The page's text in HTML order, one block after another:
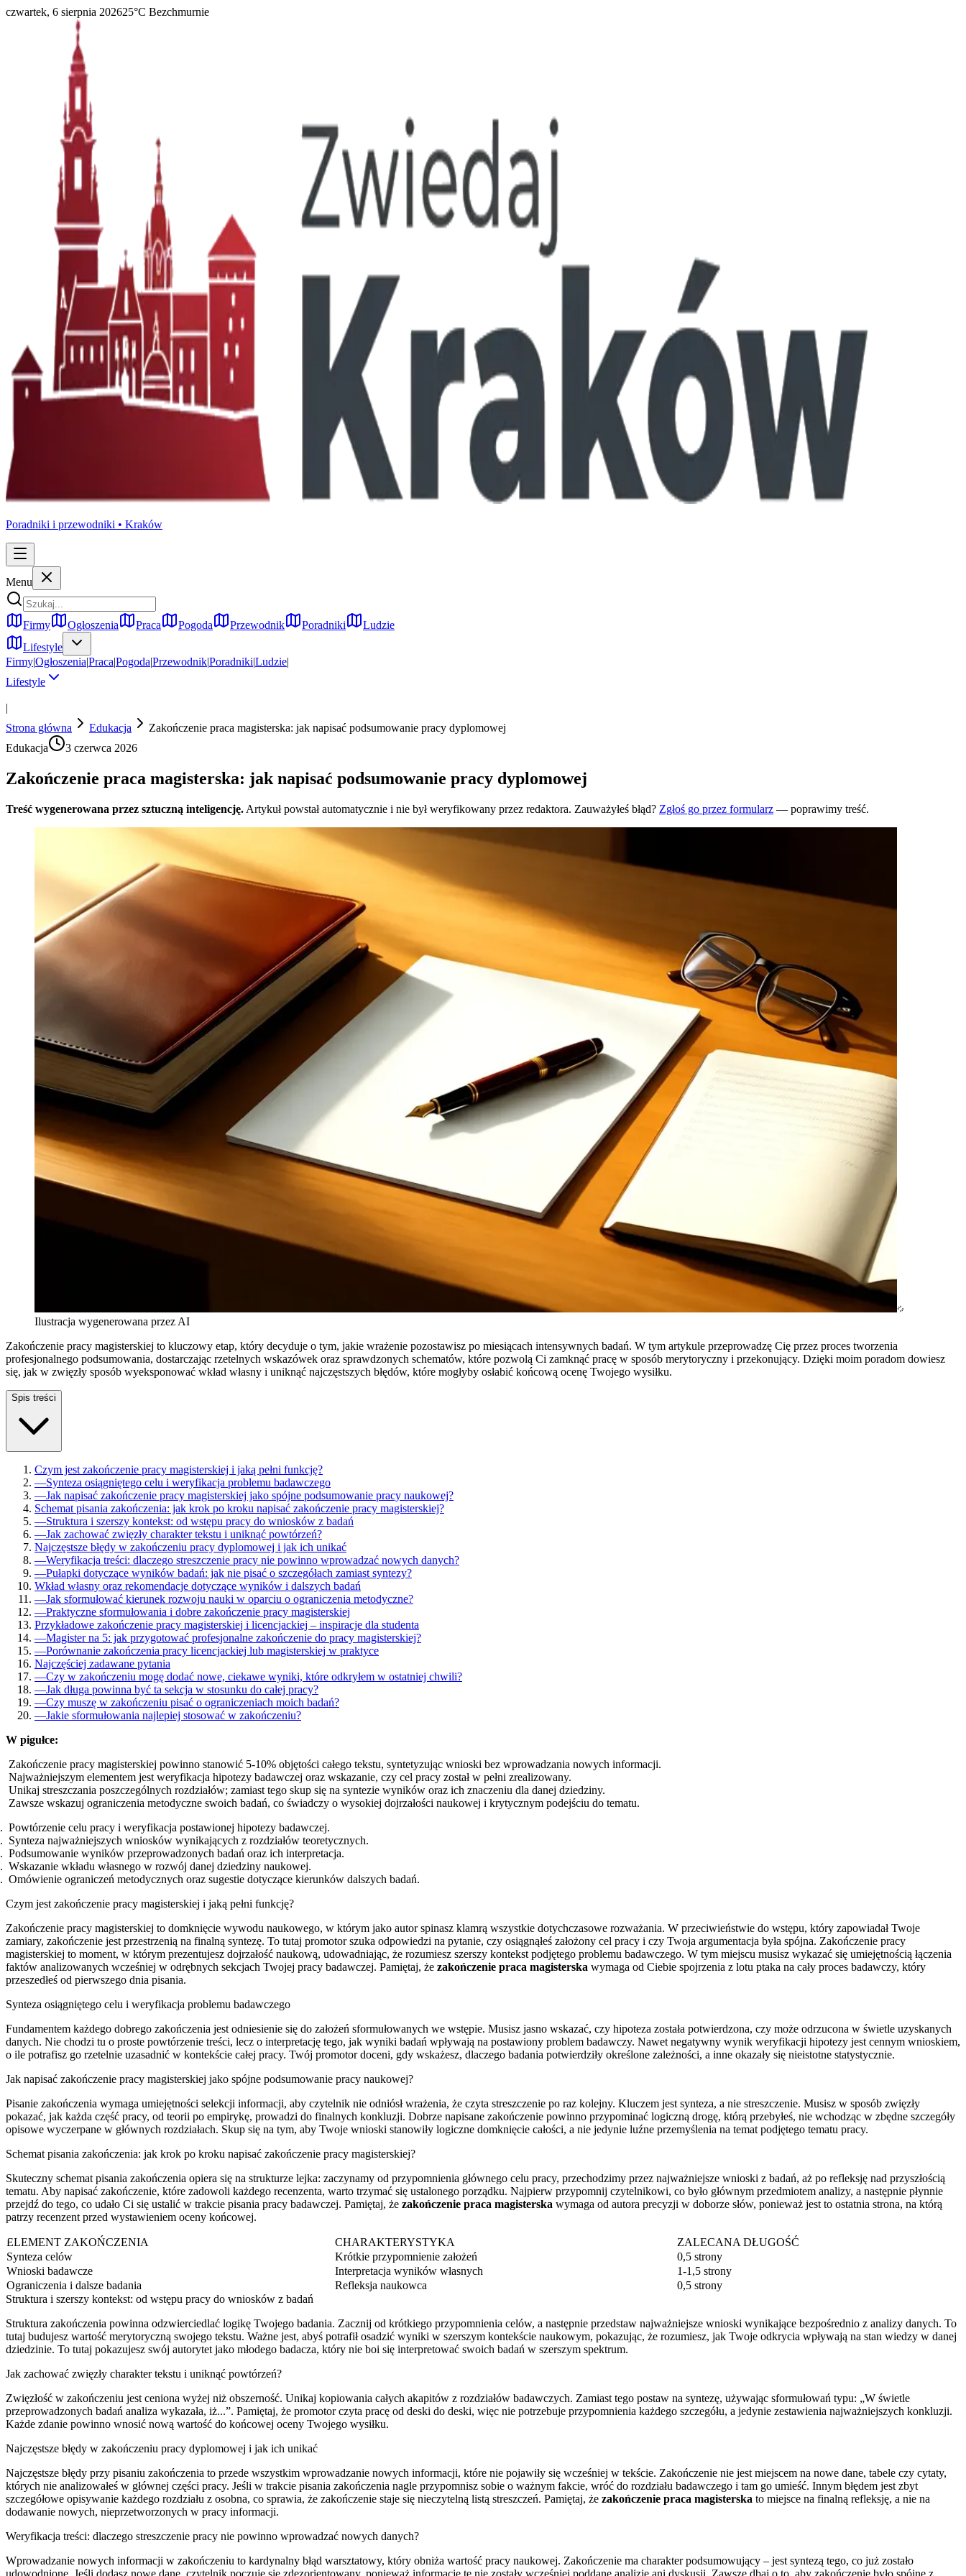
czwartek, 6 sierpnia 202625°C Bezchmurnie
Poradniki i przewodniki • Kraków
Menu
Firmy Ogłoszenia Praca Pogoda Przewodnik Poradniki
Ludzie
Lifestyle
Firmy|Ogłoszenia|Praca|Pogoda|Przewodnik|Poradniki|Ludzie|
Lifestyle
|
Strona główna
Edukacja
Zakończenie praca magisterska: jak napisać podsumowanie pracy dyplomowej
Edukacja
3 czerwca 2026
Zakończenie praca magisterska: jak napisać podsumowanie pracy dyplomowej
Treść wygenerowana przez sztuczną inteligencję. Artykuł powstał automatycznie i nie był weryfikowany przez redaktora. Zauważyłeś błąd? Zgłoś go przez formularz — poprawimy treść.
Ilustracja wygenerowana przez AI
Zakończenie pracy magisterskiej to kluczowy etap, który decyduje o tym, jakie wrażenie pozostawisz po miesiącach intensywnych badań. W tym artykule przeprowadzę Cię przez proces tworzenia
profesjonalnego podsumowania, dostarczając rzetelnych wskazówek oraz sprawdzonych schematów, które pozwolą Ci zamknąć pracę w sposób merytoryczny i przekonujący. Dzięki moim poradom dowiesz
się, jak w zwięzły sposób wyeksponować wkład własny i uniknąć najczęstszych błędów, które mogłyby osłabić końcową ocenę Twojego wysiłku.
Spis treści
Czym jest zakończenie pracy magisterskiej i jaką pełni funkcję?
—Synteza osiągniętego celu i weryfikacja problemu badawczego
—Jak napisać zakończenie pracy magisterskiej jako spójne podsumowanie pracy naukowej?
Schemat pisania zakończenia: jak krok po kroku napisać zakończenie pracy magisterskiej?
—Struktura i szerszy kontekst: od wstępu pracy do wniosków z badań
—Jak zachować zwięzły charakter tekstu i uniknąć powtórzeń?
Najczęstsze błędy w zakończeniu pracy dyplomowej i jak ich unikać
—Weryfikacja treści: dlaczego streszczenie pracy nie powinno wprowadzać nowych danych?
—Pułapki dotyczące wyników badań: jak nie pisać o szczegółach zamiast syntezy?
Wkład własny oraz rekomendacje dotyczące wyników i dalszych badań
—Jak sformułować kierunek rozwoju nauki w oparciu o ograniczenia metodyczne?
—Praktyczne sformułowania i dobre zakończenie pracy magisterskiej
Przykładowe zakończenie pracy magisterskiej i licencjackiej – inspiracje dla studenta
—Magister na 5: jak przygotować profesjonalne zakończenie do pracy magisterskiej?
—Porównanie zakończenia pracy licencjackiej lub magisterskiej w praktyce
Najczęściej zadawane pytania
—Czy w zakończeniu mogę dodać nowe, ciekawe wyniki, które odkryłem w ostatniej chwili?
—Jak długa powinna być ta sekcja w stosunku do całej pracy?
—Czy muszę w zakończeniu pisać o ograniczeniach moich badań?
—Jakie sformułowania najlepiej stosować w zakończeniu?
W pigułce:
Zakończenie pracy magisterskiej powinno stanowić 5-10% objętości całego tekstu, syntetyzując wnioski bez wprowadzania nowych informacji.
Najważniejszym elementem jest weryfikacja hipotezy badawczej oraz wskazanie, czy cel pracy został w pełni zrealizowany.
Unikaj streszczania poszczególnych rozdziałów; zamiast tego skup się na syntezie wyników oraz ich znaczeniu dla danej dziedziny.
Zawsze wskazuj ograniczenia metodyczne swoich badań, co świadczy o wysokiej dojrzałości naukowej i krytycznym podejściu do tematu.
Powtórzenie celu pracy i weryfikacja postawionej hipotezy badawczej.
Synteza najważniejszych wniosków wynikających z rozdziałów teoretycznych.
Podsumowanie wyników przeprowadzonych badań oraz ich interpretacja.
Wskazanie wkładu własnego w rozwój danej dziedziny naukowej.
Omówienie ograniczeń metodycznych oraz sugestie dotyczące kierunków dalszych badań.
Czym jest zakończenie pracy magisterskiej i jaką pełni funkcję?
Zakończenie pracy magisterskiej to domknięcie wywodu naukowego, w którym jako autor spinasz klamrą wszystkie dotychczasowe rozważania. W przeciwieństwie do wstępu, który zapowiadał Twoje
zamiary, zakończenie jest przestrzenią na finalną syntezę. To tutaj promotor szuka odpowiedzi na pytanie, czy osiągnąłeś założony cel pracy i czy Twoja argumentacja była spójna. Zakończenie pracy
magisterskiej to moment, w którym prezentujesz dojrzałość naukową, udowadniając, że rozumiesz szerszy kontekst podjętego problemu badawczego. W tym miejscu musisz wykazać się umiejętnością łączenia
faktów analizowanych wcześniej w odrębnych sekcjach Twojej pracy badawczej. Pamiętaj, że zakończenie praca magisterska wymaga od Ciebie spojrzenia z lotu ptaka na cały proces badawczy, który
przeszedłeś od pierwszego dnia pisania.
Synteza osiągniętego celu i weryfikacja problemu badawczego
Fundamentem każdego dobrego zakończenia jest odniesienie się do założeń sformułowanych we wstępie. Musisz jasno wskazać, czy hipoteza została potwierdzona, czy może odrzucona w świetle uzyskanych
danych. Nie chodzi tu o proste powtórzenie treści, lecz o interpretację tego, jak wyniki badań wpływają na postawiony problem badawczy. Nawet negatywny wynik weryfikacji hipotezy jest cennym wnioskiem,
o ile potrafisz go rzetelnie uzasadnić w kontekście całej pracy. Twój promotor doceni, gdy wskażesz, dlaczego badania potwierdziły określone zależności, a inne okazały się nieistotne statystycznie.
Jak napisać zakończenie pracy magisterskiej jako spójne podsumowanie pracy naukowej?
Pisanie zakończenia wymaga umiejętności selekcji informacji, aby czytelnik nie odniósł wrażenia, że czyta streszczenie po raz kolejny. Kluczem jest synteza, a nie streszczenie. Musisz w sposób zwięzły
pokazać, jak każda część pracy, od teorii po empirykę, prowadzi do finalnych konkluzji. Dobrze napisane zakończenie powinno przypominać logiczną drogę, którą przebyłeś, nie wchodząc w zbędne szczegóły
opisowe wyczerpane w głównych rozdziałach. Skup się na tym, aby Twoje wnioski stanowiły logiczne domknięcie całości, a nie jedynie luźne przemyślenia na temat podjętego tematu pracy.
Schemat pisania zakończenia: jak krok po kroku napisać zakończenie pracy magisterskiej?
Skuteczny schemat pisania zakończenia opiera się na strukturze lejka: zaczynamy od przypomnienia głównego celu pracy, przechodzimy przez najważniejsze wnioski z badań, aż po refleksję nad przyszłością
tematu. Aby napisać zakończenie, które zadowoli każdego recenzenta, warto trzymać się ustalonego porządku. Najpierw przypomnij czytelnikowi, co było głównym przedmiotem analizy, a następnie płynnie
przejdź do tego, co udało Ci się ustalić w trakcie pisania pracy badawczej. Pamiętaj, że zakończenie praca magisterska wymaga od autora precyzji w doborze słów, ponieważ jest to ostatnia strona, na którą
patrzy recenzent przed wystawieniem oceny końcowej.
ELEMENT ZAKOŃCZENIA CHARAKTERYSTYKA
ZALECANA DŁUGOŚĆ
Synteza celów
Krótkie przypomnienie założeń
0,5 strony
Wnioski badawcze
Interpretacja wyników własnych
1-1,5 strony
Ograniczenia i dalsze badania
Refleksja naukowca
0,5 strony
Struktura i szerszy kontekst: od wstępu pracy do wniosków z badań
Struktura zakończenia powinna odzwierciedlać logikę Twojego badania. Zacznij od krótkiego przypomnienia celów, a następnie przedstaw najważniejsze wnioski wynikające bezpośrednio z analizy danych. To
tutaj budujesz wartość merytoryczną swojego tekstu. Ważne jest, abyś potrafił osadzić wyniki w szerszym kontekście naukowym, pokazując, że rozumiesz, jak Twoje odkrycia wpływają na stan wiedzy w danej
dziedzinie. To tutaj pokazujesz swój autorytet jako młodego badacza, który nie boi się interpretować swoich badań w szerszym spektrum.
Jak zachować zwięzły charakter tekstu i uniknąć powtórzeń?
Zwięzłość w zakończeniu jest ceniona wyżej niż obszerność. Unikaj kopiowania całych akapitów z rozdziałów badawczych. Zamiast tego postaw na syntezę, używając sformułowań typu: „W świetle
przeprowadzonych badań analiza wykazała, iż...”. Pamiętaj, że promotor czyta pracę od deski do deski, więc nie potrzebuje przypomnienia każdego szczegółu, a jedynie zestawienia najważniejszych konkluzji.
Każde zdanie powinno wnosić nową wartość do końcowej oceny Twojego wysiłku.
Najczęstsze błędy w zakończeniu pracy dyplomowej i jak ich unikać
Najczęstsze błędy przy pisaniu zakończenia to przede wszystkim wprowadzanie nowych informacji, które nie pojawiły się wcześniej w tekście. Zakończenie nie jest miejscem na nowe dane, tabele czy cytaty,
których nie analizowałeś w głównej części pracy. Jeśli w trakcie pisania zakończenia nagle przypomnisz sobie o ważnym fakcie, wróć do rozdziału badawczego i tam go umieść. Innym błędem jest zbyt
szczegółowe opisywanie każdego rozdziału z osobna, co sprawia, że zakończenie staje się nieczytelną listą streszczeń. Pamiętaj, że zakończenie praca magisterska to miejsce na finalną refleksję, a nie na
dodawanie nowych, nieprzetworzonych w pracy informacji.
Weryfikacja treści: dlaczego streszczenie pracy nie powinno wprowadzać nowych danych?
Wprowadzanie nowych informacji w zakończeniu to kardynalny błąd warsztatowy, który obniża wartość pracy naukowej. Zakończenie ma charakter podsumowujący – jest syntezą tego, co już zostało
udowodnione. Jeśli dodasz nowe dane, czytelnik poczuje się zdezorientowany, ponieważ informacje te nie zostały wcześniej poddane analizie ani dyskusji. Zawsze dbaj o to, aby zakończenie było spójne z